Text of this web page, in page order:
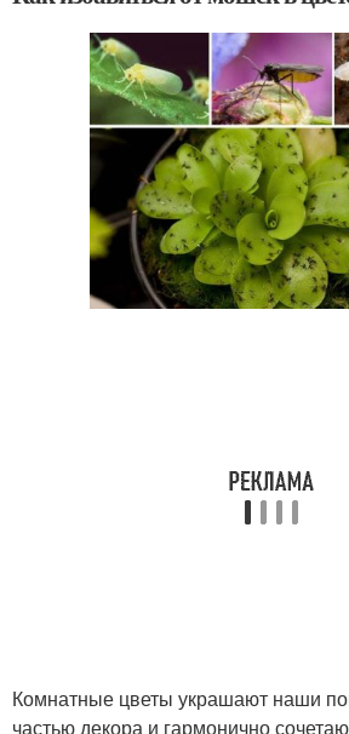
Комнатные цветы украшают наши
частью декора и гармонично